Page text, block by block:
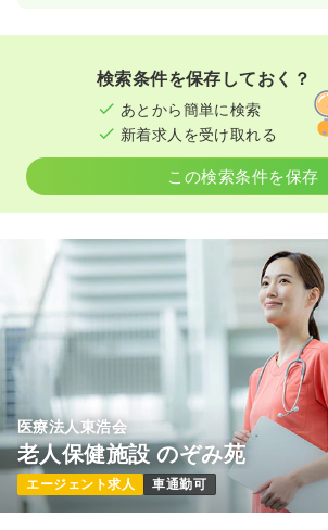
検索条件を保存しておく？
あとから簡単に検索
新着求人を受け取れる
この検索条件を保存
医療法人東浩会
老人保健施設 のぞみ苑
エージェント求人 車通勤可